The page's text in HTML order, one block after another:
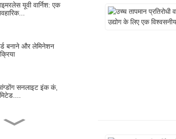
यूवी वार्निश: एक
बनाने और लेमिनेशन
सनलाइट इंक कं,